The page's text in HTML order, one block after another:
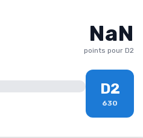
NaN
points pour D2
D2
630